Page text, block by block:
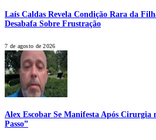
Laís Caldas Revela Condição Rara da
Desabafa Sobre Frustração
7 de agosto de 2026
Alex Escobar Se Manifesta Após
Passo”